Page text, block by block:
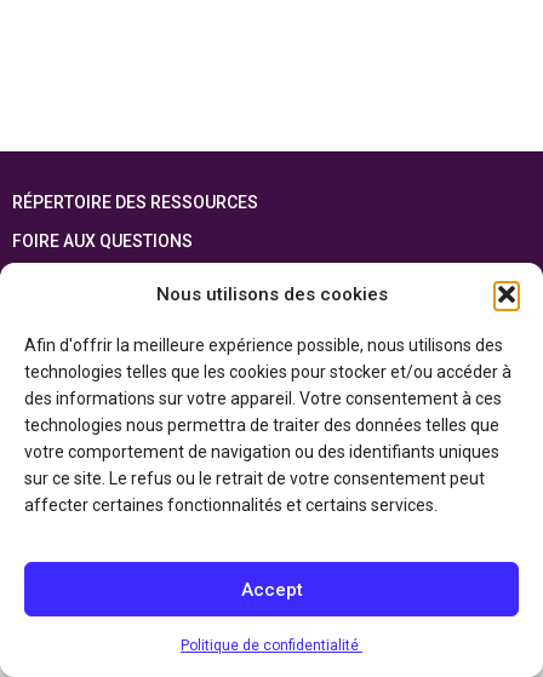
Nous utilisons des cookies
Afin d'offrir la meilleure expérience possible, nous utilisons des
technologies telles que les cookies pour stocker et/ou accéder à
des informations sur votre appareil. Votre consentement à ces
technologies nous permettra de traiter des données telles que
votre comportement de navigation ou des identifiants uniques
sur ce site. Le refus ou le retrait de votre consentement peut
affecter certaines fonctionnalités et certains services.
Accept
Politique de confidentialité
RÉPERTOIRE DES RESSOURCES
FOIRE AUX QUESTIONS
Cette ressource est réalisée grâce au soutien financier du gouvernement de
l’Ontario et du gouvernement du Canada par l’entremise du ministère du
Patrimoine canadien
Politique de confidentialité